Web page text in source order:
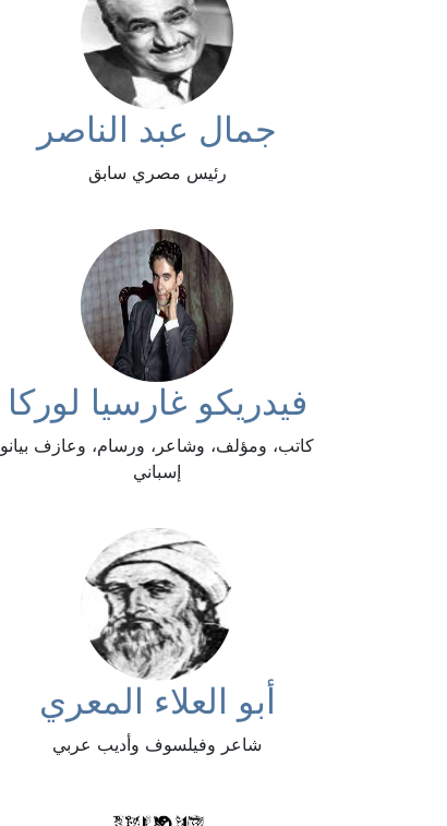
جمال عبد الناصر
رئيس مصري سابق
فيدريكو غارسيا لوركا
كاتب، ومؤلف، وشاعر، ورسام، وعازف بيانو
إسباني
أبو العلاء المعري
شاعر وفيلسوف وأديب عربي